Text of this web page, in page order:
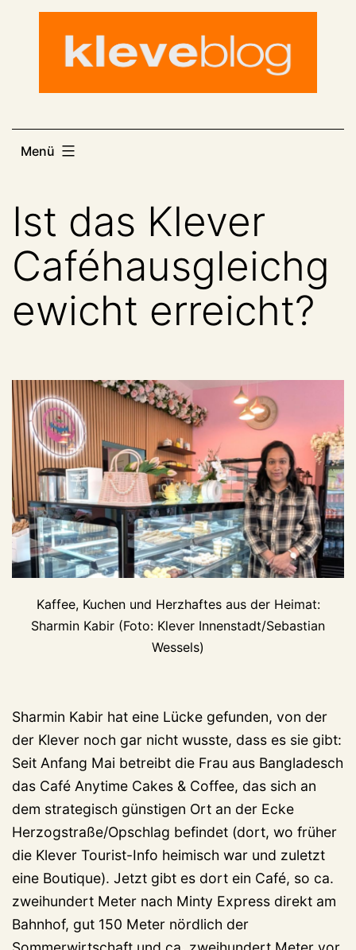
Menü
Ist das Klever
Caféhausgleichg
ewicht erreicht?
Kaffee, Kuchen und Herzhaftes aus der Heimat:
Sharmin Kabir (Foto: Klever Innenstadt/Sebastian
Wessels)
Sharmin Kabir hat eine Lücke gefunden, von der
der Klever noch gar nicht wusste, dass es sie gibt:
Seit Anfang Mai betreibt die Frau aus Bangladesch
das Café Anytime Cakes & Coffee, das sich an
dem strategisch günstigen Ort an der Ecke
Herzogstraße/Opschlag befindet (dort, wo früher
die Klever Tourist-Info heimisch war und zuletzt
eine Boutique). Jetzt gibt es dort ein Café, so ca.
zweihundert Meter nach Minty Express direkt am
Bahnhof, gut 150 Meter nördlich der